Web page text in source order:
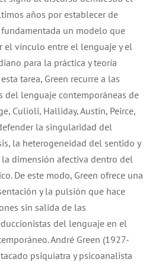
años por establecer de
un modelo que
el vínculo entre el lenguaje y el
para la práctica y teoría
tarea, Green recurre a las
del lenguaje contemporáneas de
Culioli, Halliday, Austin, Peirce,
la singularidad del
la heterogeneidad del sentido y
dimensión afectiva dentro del
De este modo, Green ofrece una
y la pulsión que hace
sin salida de las
del lenguaje en el
André Green (1927-
psiquiatra y psicoanalista